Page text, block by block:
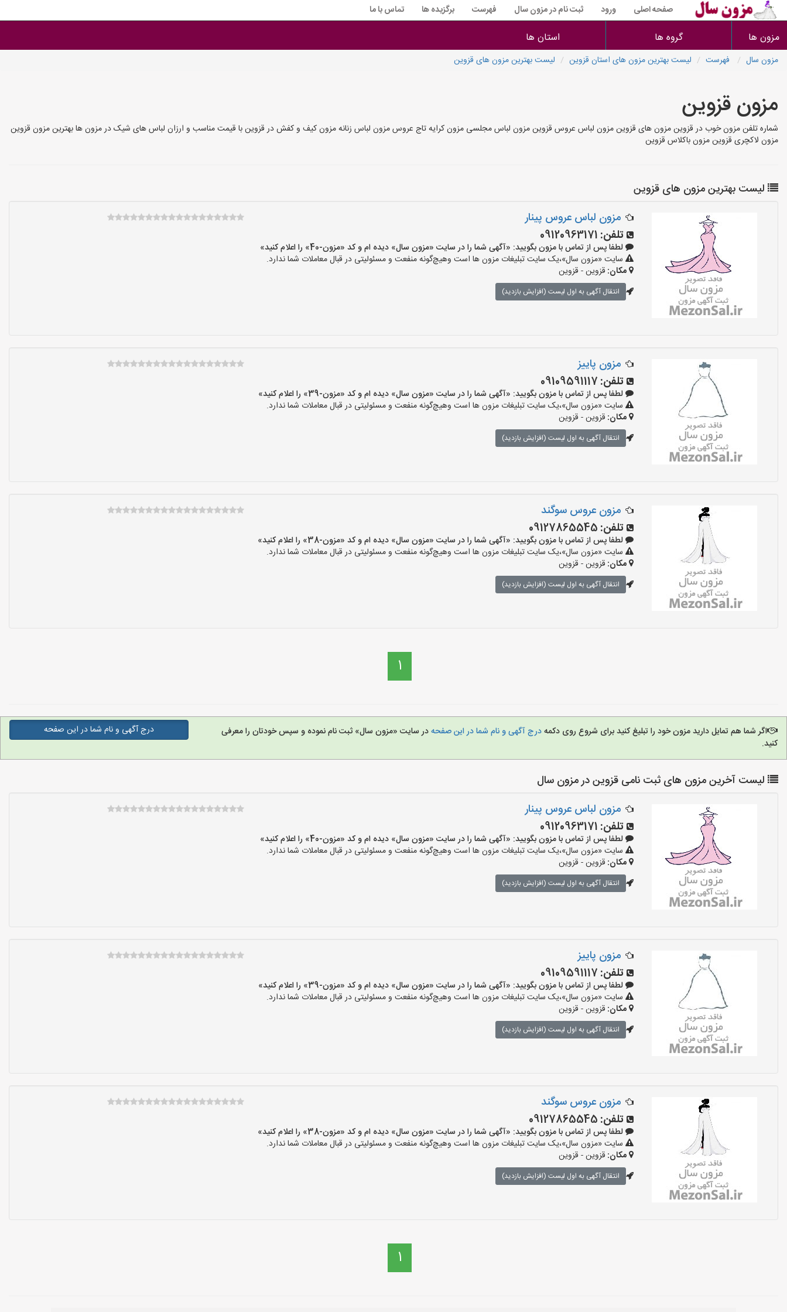
صفحه اصلی ورود ثبت نام در مزون سال فهرست برگزیده ها تماس با ما
مزون ها گروه ها استان ها
مزون سال فهرست لیست بهترین مزون های استان قزوین لیست بهترین مزون های قزوین
مزون قزوین
شماره تلفن مزون خوب در قزوین مزون های قزوین مزون لباس عروس قزوین مزون لباس مجلسی مزون کرایه تاج عروس مزون لباس زنانه مزون کیف و کفش در قزوین با قیمت مناسب و ارزان لباس های شیک در مزون ها بهترین مزون قزوین
مزون لاکچری قزوین مزون باکلاس قزوین
لیست بهترین مزون های قزوین
مزون لباس عروس پینار
تلفن: 09120963171
لطفا پس از تماس با مزون بگویید: «آگهی شما را در سایت «مزون سال» دیده ام و کد «مزون-40» را اعلام کنید»
سایت «مزون سال»،یک سایت تبلیغات مزون ها است وهیچ‌گونه منفعت و مسئولیتی در قبال معاملات شما ندارد.
مکان: قزوین - قزوین
انتقال آگهی به اول لیست (افزایش بازدید)
مزون پاییز
تلفن: 09109591117
لطفا پس از تماس با مزون بگویید: «آگهی شما را در سایت «مزون سال» دیده ام و کد «مزون-39» را اعلام کنید»
سایت «مزون سال»،یک سایت تبلیغات مزون ها است وهیچ‌گونه منفعت و مسئولیتی در قبال معاملات شما ندارد.
مکان: قزوین - قزوین
انتقال آگهی به اول لیست (افزایش بازدید)
مزون عروس سوگند
تلفن: 09127865545
لطفا پس از تماس با مزون بگویید: «آگهی شما را در سایت «مزون سال» دیده ام و کد «مزون-38» را اعلام کنید»
سایت «مزون سال»،یک سایت تبلیغات مزون ها است وهیچ‌گونه منفعت و مسئولیتی در قبال معاملات شما ندارد.
مکان: قزوین - قزوین
انتقال آگهی به اول لیست (افزایش بازدید)
1
اگر شما هم تمایل دارید مزون خود را تبلیغ کنید برای شروع روی دکمهدرج آگهی و نام شما در این صفحهدر سایت «مزون سال» ثبت نام نموده و سپس خودتان را معرفی
کنید.
درج آگهی و نام شما در این صفحه
لیست آخرین مزون های ثبت نامی قزوین در مزون سال
مزون لباس عروس پینار
تلفن: 09120963171
لطفا پس از تماس با مزون بگویید: «آگهی شما را در سایت «مزون سال» دیده ام و کد «مزون-40» را اعلام کنید»
سایت «مزون سال»،یک سایت تبلیغات مزون ها است وهیچ‌گونه منفعت و مسئولیتی در قبال معاملات شما ندارد.
مکان: قزوین - قزوین
انتقال آگهی به اول لیست (افزایش بازدید)
مزون پاییز
تلفن: 09109591117
لطفا پس از تماس با مزون بگویید: «آگهی شما را در سایت «مزون سال» دیده ام و کد «مزون-39» را اعلام کنید»
سایت «مزون سال»،یک سایت تبلیغات مزون ها است وهیچ‌گونه منفعت و مسئولیتی در قبال معاملات شما ندارد.
مکان: قزوین - قزوین
انتقال آگهی به اول لیست (افزایش بازدید)
مزون عروس سوگند
تلفن: 09127865545
لطفا پس از تماس با مزون بگویید: «آگهی شما را در سایت «مزون سال» دیده ام و کد «مزون-38» را اعلام کنید»
سایت «مزون سال»،یک سایت تبلیغات مزون ها است وهیچ‌گونه منفعت و مسئولیتی در قبال معاملات شما ندارد.
مکان: قزوین - قزوین
انتقال آگهی به اول لیست (افزایش بازدید)
1